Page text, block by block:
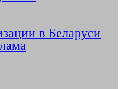
в Беларуси